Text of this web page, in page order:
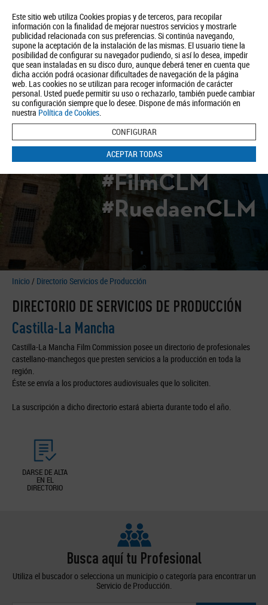
Este sitio web utiliza Cookies propias y de terceros, para recopilar
información con la finalidad de mejorar nuestros servicios y mostrarle
publicidad relacionada con sus preferencias. Si continúa navegando,
supone la aceptación de la instalación de las mismas. El usuario tiene la
posibilidad de configurar su navegador pudiendo, si así lo desea, impedir
que sean instaladas en su disco duro, aunque deberá tener en cuenta que
dicha acción podrá ocasionar dificultades de navegación de la página
web. Las cookies no se utilizan para recoger información de carácter
personal. Usted puede permitir su uso o rechazarlo, también puede cambiar
su configuración siempre que lo desee. Dispone de más información en
nuestra Política de Cookies.
CONFIGURAR
ACEPTAR TODAS
Quiénes somos Turismo Política de Privacidad Aviso Legal
Política de Cookies
BUSCAR
#FilmCLM
#RuedaenCLM
Inicio / Directorio Servicios de Producción
DIRECTORIO DE SERVICIOS DE PRODUCCIÓN
Castilla-La Mancha
Castilla-La Mancha Film Commission posee un directorio de profesionales
castellano-manchegos que presten servicios a la producción en toda la
región.
Éste se envía a los productores audiovisuales que lo soliciten.
La suscripción a dicho directorio estará abierta durante todo el año.
DARSE DE ALTA
EN EL
DIRECTORIO
Busca aquí tu Profesional
Utiliza el buscador o selecciona un municipio o categoría para encontrar un
Servicio de Producción.